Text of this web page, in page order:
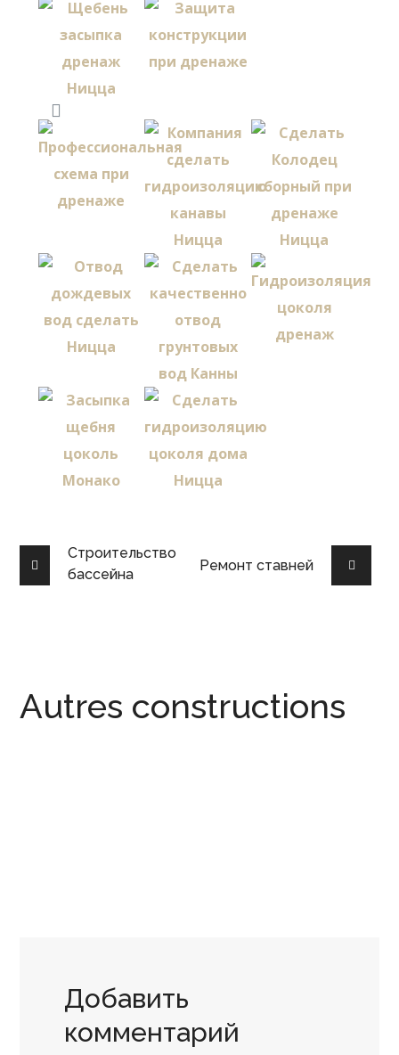
Строительство
бассейна
Ремонт ставней
Autres constructions
Добавить
комментарий